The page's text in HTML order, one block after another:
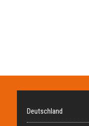
Deutschland